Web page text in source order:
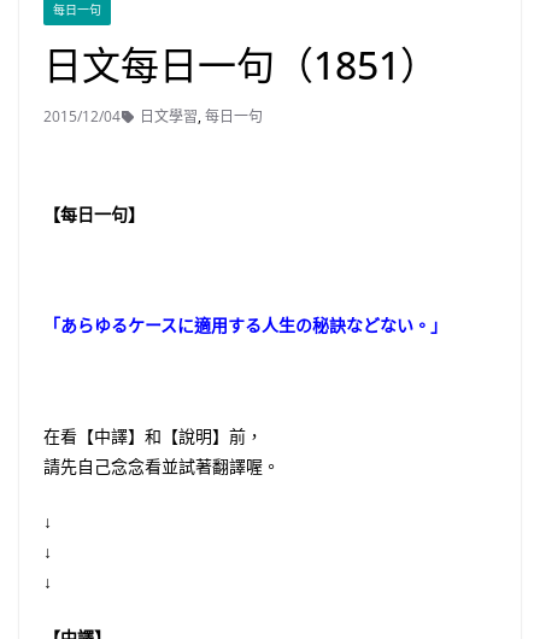
每日一句
日文每日一句（1851）
2015/12/04 日文學習,每日一句
【每日一句】
「あらゆるケースに適用する人生の秘訣などない。」
在看【中譯】和【說明】前，
請先自己念念看並試著翻譯喔。
↓
↓
↓